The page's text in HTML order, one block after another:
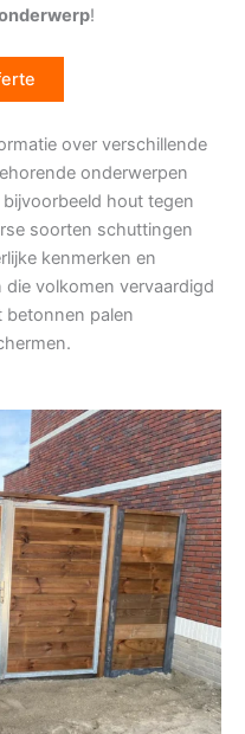
!
over verschillende
onderwerpen
hout tegen
soorten schuttingen
kenmerken en
volkomen vervaardigd
betonnen palen